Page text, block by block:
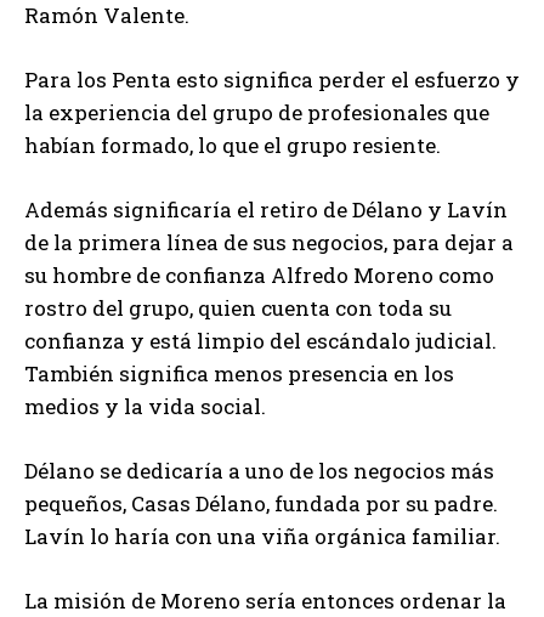
Ramón Valente.
Para los Penta esto significa perder el esfuerzo y
la experiencia del grupo de profesionales que
habían formado, lo que el grupo resiente.
Además significaría el retiro de Délano y Lavín
de la primera línea de sus negocios, para dejar a
su hombre de confianza Alfredo Moreno como
rostro del grupo, quien cuenta con toda su
confianza y está limpio del escándalo judicial.
También significa menos presencia en los
medios y la vida social.
Délano se dedicaría a uno de los negocios más
pequeños, Casas Délano, fundada por su padre.
Lavín lo haría con una viña orgánica familiar.
La misión de Moreno sería entonces ordenar la